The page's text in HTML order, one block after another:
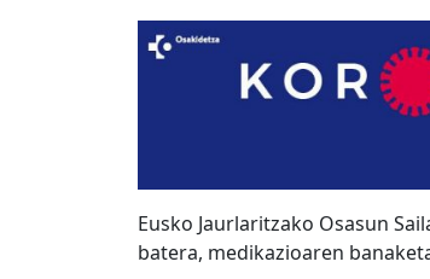
Eusko Jaurlaritzako Osasun
batera, medikazioaren